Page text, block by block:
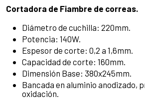
Cortadora de Fiambre de correas.
Diámetro de cuchilla: 220mm.
Potencia: 140W.
Espesor de corte: 0,2 a 1,6mm.
Capacidad de corte: 160mm.
Dimensión Base: 380x245mm.
Bancada en aluminio anodizado,
oxidación.